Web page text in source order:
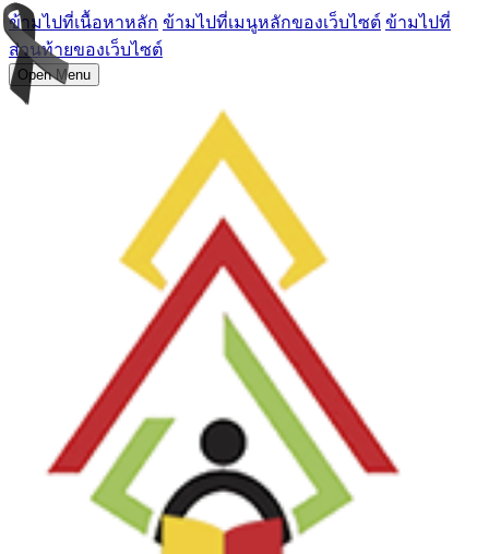
ข้ามไปที่เนื้อหาหลัก ข้ามไปที่เมนูหลักของเว็บไซต์ ข้ามไปที่
ส่วนท้ายของเว็บไซต์
Open Menu